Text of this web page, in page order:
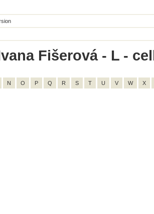
Fišerová - L -
N O P Q R S T U V W X